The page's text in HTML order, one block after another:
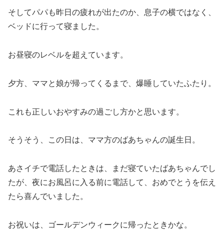
そしてパパも昨日の疲れが出たのか、息子の横ではなく、
ベッドに行って寝ました。
お昼寝のレベルを超えています。
夕方、ママと娘が帰ってくるまで、爆睡していたふたり。
これも正しいおやすみの過ごし方かと思います。
そうそう、この日は、ママ方のばあちゃんの誕生日。
あさイチで電話したときは、まだ寝ていたばあちゃんでし
たが、夜にお風呂に入る前に電話して、おめでとうを伝え
たら喜んでいました。
お祝いは、ゴールデンウィークに帰ったときかな。